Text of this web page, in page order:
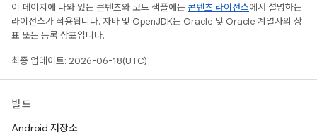
이 페이지에 나와 있는 콘텐츠와 코드 샘플에는 콘텐츠 라이선스에서 설명하는
라이선스가 적용됩니다. 자바 및 OpenJDK는 Oracle 및 Oracle 계열사의 상
표 또는 등록 상표입니다.
최종 업데이트: 2026-06-18(UTC)
빌드
Android 저장소